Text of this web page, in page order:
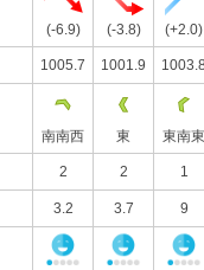
(-6.9) (-3.8) (+2.0)
1005.7 1001.9
南南西 東 東南東
2 2 1
3.2 3.7 9